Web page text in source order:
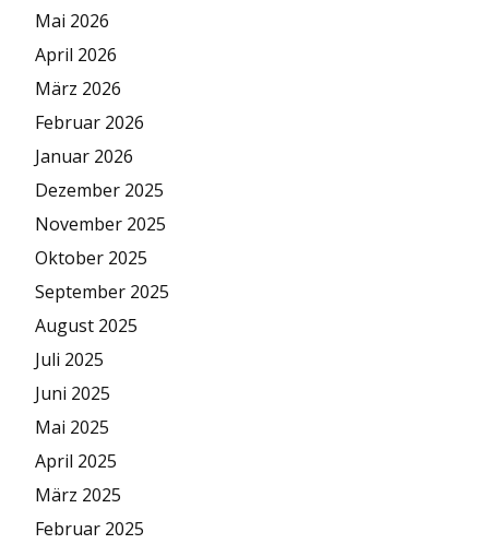
Mai 2026
April 2026
März 2026
Februar 2026
Januar 2026
Dezember 2025
November 2025
Oktober 2025
September 2025
August 2025
Juli 2025
Juni 2025
Mai 2025
April 2025
März 2025
Februar 2025